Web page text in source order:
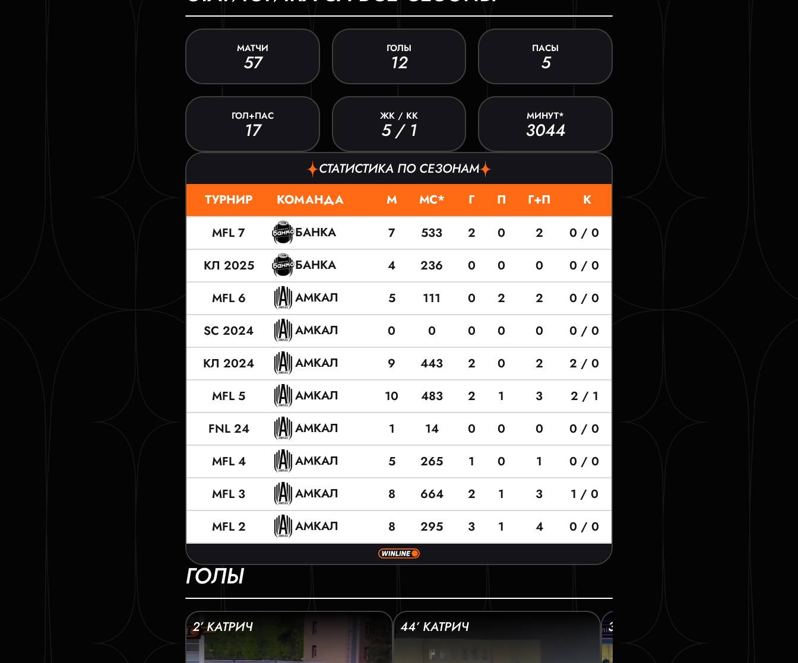
МАТЧИ
57
ГОЛЫ
12
ПАСЫ
5
ГОЛ+ПАС
17
ЖК / КК
5 / 1
МИНУТ*
3044
СТАТИСТИКА ПО СЕЗОНАМ
ТУРНИР КОМАНДА М МС* Г П Г+П
К
MFL 7
БАНКА 7 533 2 0 2
0 / 0
КЛ 2025
БАНКА 4 236 0 0 0
0 / 0
MFL 6
АМКАЛ 5 111 0 2 2
0 / 0
SC 2024
АМКАЛ 0 0 0 0 0
0 / 0
КЛ 2024
АМКАЛ 9 443 2 0 2
2 / 0
MFL 5
АМКАЛ 10 483 2 1 3
2 / 1
FNL 24
АМКАЛ 1 14 0 0 0
0 / 0
MFL 4
АМКАЛ 5 265 1 0 1
0 / 0
MFL 3
АМКАЛ 8 664 2 1 3
1 / 0
MFL 2
АМКАЛ 8 295 3 1 4 0 / 0
ГОЛЫ
2’ КАТРИЧ 44’ КАТРИЧ 39’ КАТРИЧ